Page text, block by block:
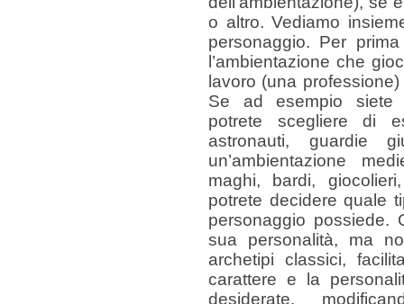
o altro. Vediamo
personaggio. Per
l’ambientazione che
lavoro (una
Se ad esempio siete
potrete scegliere di
astronauti, guardie
un’ambientazione
maghi, bardi,
potrete decidere quale
personaggio possiede.
sua personalità, ma
archetipi classici,
carattere e la
desiderate,